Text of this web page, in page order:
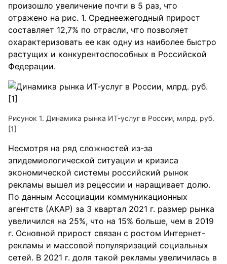
произошло увеличение почти в 5 раз, что
отражено на рис. 1. Среднеежегодный прирост
составляет 12,7% по отрасли, что позволяет
охарактеризовать ее как одну из наиболее быстро
растущих и конкурентоспособных в Российской
Федерации.
Рисунок 1. Динамика рынка ИТ-услуг в России, млрд. руб.
[1]
Несмотря на ряд сложностей из-за
эпидемиологической ситуации и кризиса
экономической системы российский рынок
рекламы вышел из рецессии и наращивает долю.
По данным Ассоциации коммуникационных
агентств (АКАР) за 3 квартал 2021 г. размер рынка
увеличился на 25%, что на 15% больше, чем в 2019
г. Основной прирост связан с ростом Интернет-
рекламы и массовой популяризаций социальных
сетей. В 2021 г. доля такой рекламы увеличилась в